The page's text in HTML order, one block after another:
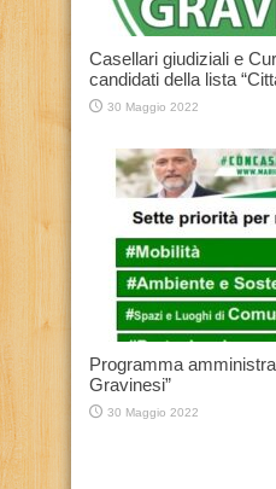
Casellari giudiziali e
candidati della lista
30 Maggio 2022
Programma
Gravinesi”
30 Maggio 2022